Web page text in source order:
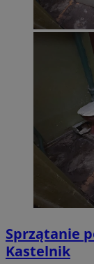
Sprzątanie
Kastelnik